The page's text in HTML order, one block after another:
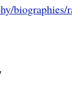
biographies/